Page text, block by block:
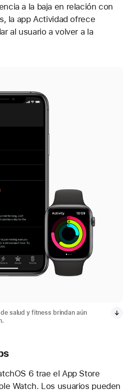
a la baja en relación con
la app Actividad ofrece
al usuario a volver a la
salud y fitness brindan aún
6 trae el App Store
Watch. Los usuarios pueden